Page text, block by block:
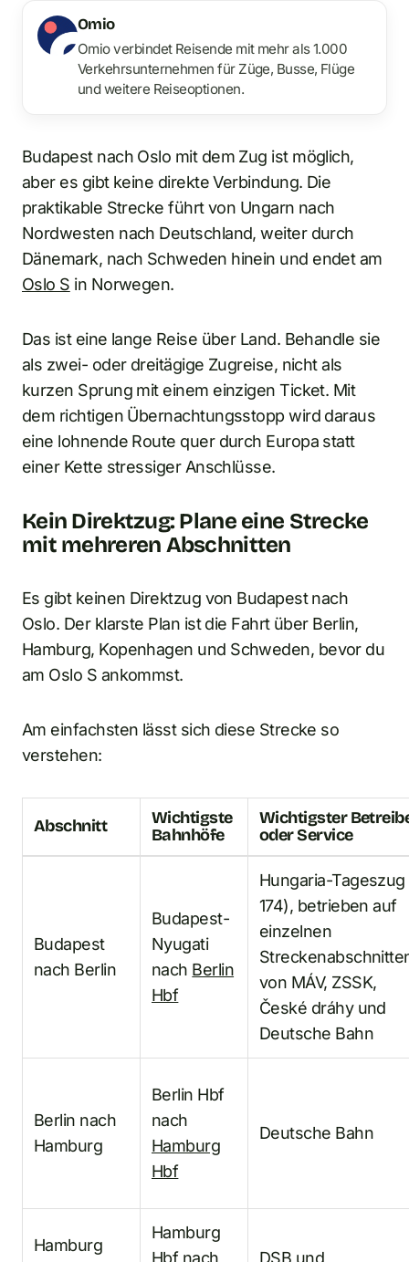
Omio
Omio verbindet Reisende mit mehr als 1.000
Verkehrsunternehmen für Züge, Busse, Flüge
und weitere Reiseoptionen.
Budapest nach Oslo mit dem Zug ist möglich,
aber es gibt keine direkte Verbindung. Die
praktikable Strecke führt von Ungarn nach
Nordwesten nach Deutschland, weiter durch
Dänemark, nach Schweden hinein und endet am
Oslo S in Norwegen.
Das ist eine lange Reise über Land. Behandle sie
als zwei- oder dreitägige Zugreise, nicht als
kurzen Sprung mit einem einzigen Ticket. Mit
dem richtigen Übernachtungsstopp wird daraus
eine lohnende Route quer durch Europa statt
einer Kette stressiger Anschlüsse.
Kein Direktzug: Plane eine Strecke
mit mehreren Abschnitten
Es gibt keinen Direktzug von Budapest nach
Oslo. Der klarste Plan ist die Fahrt über Berlin,
Hamburg, Kopenhagen und Schweden, bevor du
am Oslo S ankommst.
Am einfachsten lässt sich diese Strecke so
verstehen:
Abschnitt
Wichtigste
Bahnhöfe
Wichtigster
oder Service
Budapest
nach Berlin
Budapest-
Nyugati
nach Berlin
Hbf
Hungaria-Tageszug
174), betrieben auf
einzelnen
von MÁV, ZSSK,
České dráhy und
Deutsche Bahn
Berlin nach
Hamburg
Berlin Hbf
nach
Hamburg
Hbf
Deutsche Bahn
Hamburg
Hamburg
Hbf nach
DSB und